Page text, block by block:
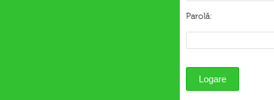
Parolă: